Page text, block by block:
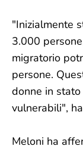
"Inizialmente
3.000
migratorio
persone.
donne in
vulnerabili",
Meloni ha